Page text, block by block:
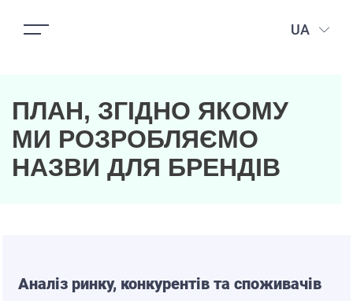
UA
ПЛАН, ЗГІДНО ЯКОМУ
МИ РОЗРОБЛЯЄМО
НАЗВИ ДЛЯ БРЕНДІВ
Аналiз ринку, конкурентів та споживачів